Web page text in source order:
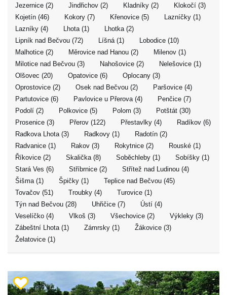
Jezernice (2)
Jindřichov (2) Kladníky (2)
Klokočí (3)
Kojetín (46)
Kokory (7) Křenovice (5)
Lazníčky (1)
Lazníky (4)
Lhota (1)
Lhotka (2)
Lipník nad Bečvou (72)
Líšná (1)
Lobodice (10)
Malhotice (2)
Měrovice nad Hanou (2)
Milenov (1)
Milotice nad Bečvou (3)
Nahošovice (2)
Nelešovice (1)
Olšovec (20)
Opatovice (6)
Oplocany (3)
Oprostovice (2)
Osek nad Bečvou (2)
Paršovice (4)
Partutovice (6)
Pavlovice u Přerova (4)
Penčice (7)
Podolí (2)
Polkovice (5) Polom (3)
Potštát (30)
Prosenice (3)
Přerov (122) Přestavlky (4)
Radíkov (6)
Radkova Lhota (3)
Radkovy (1)
Radotín (2)
Radvanice (1)
Rakov (3) Rokytnice (2)
Rouské (1)
Říkovice (2)
Skalička (8) Soběchleby (1)
Sobíšky (1)
Stará Ves (6)
Stříbrnice (2)
Střítež nad Ludinou (4)
Šišma (1)
Špičky (1)
Teplice nad Bečvou (45)
Tovačov (51)
Troubky (4)
Turovice (1)
Týn nad Bečvou (28)
Uhřičice (7)
Ústí (4)
Veselíčko (4)
Vlkoš (3) Všechovice (2)
Výkleky (3)
Zábeštní Lhota (1)
Zámrsky (1)
Žákovice (3)
Želatovice (1)